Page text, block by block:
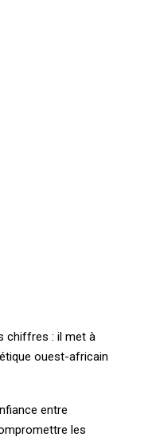
chiffres : il met à
ouest-africain
entre
les